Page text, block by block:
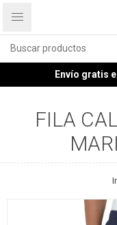
Envío gratis
FILA